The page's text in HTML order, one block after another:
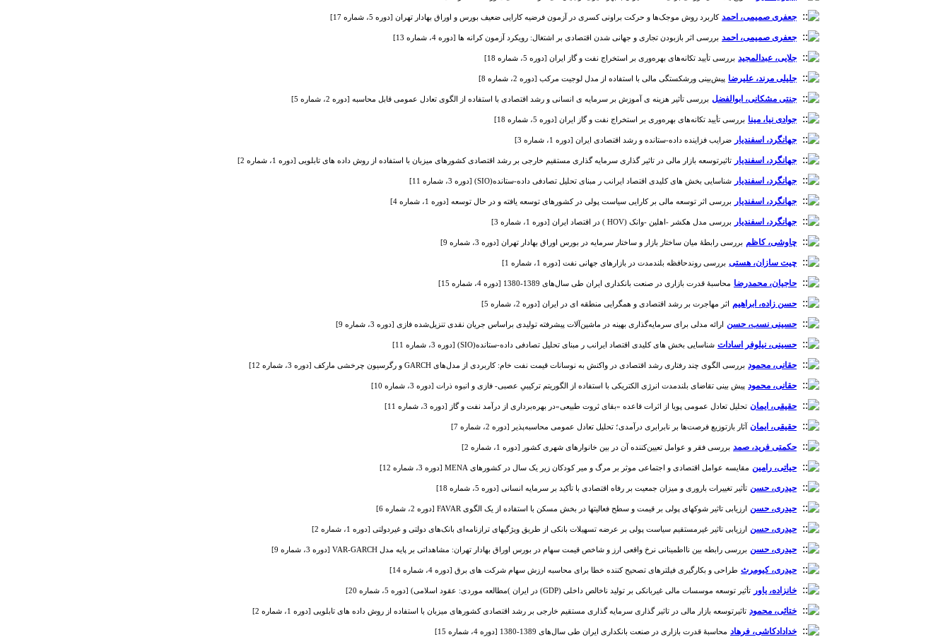
جعفری صمیمی، احمد کاربرد روش موجک‌ها و حرکت براونی کسری در آزمون فرضیه کارایی ضعیف بورس و اوراق بهادار تهران [دوره 5، شماره 17]
جعفری صمیمی، احمد بررسی اثر بازبودن تجاری و جهانی شدن اقتصادی بر اشتغال: رویکرد آزمون کرانه‏ ها [دوره 4، شماره 13]
جلایی، عبدالمجید بررسی تأیید تکانه‌های بهره‌وری بر استخراج نفت و گاز ایران [دوره 5، شماره 18]
جلیلی مرند، علیرضا پیش‌بینی ورشکستگی مالی با استفاده از مدل لوجیت مرکب [دوره 2، شماره 8]
جنتی مشکانی، ابوالفضل بررسی تأثیر هزینه ی آموزش بر سرمایه ی انسانی و رشد اقتصادی با استفاده از الگوی تعادل عمومی قابل محاسبه [دوره 2، شماره 5]
جوادی نیا، مینا بررسی تأیید تکانه‌های بهره‌وری بر استخراج نفت و گاز ایران [دوره 5، شماره 18]
جهانگرد، اسفندیار ضرایب فزاینده داده-ستانده و رشد اقتصادی ایران [دوره 1، شماره 3]
جهانگرد، اسفندیار تاثیرتوسعه بازار مالی در تاثیر گذاری سرمایه گذاری مستقیم خارجی بر رشد اقتصادی کشورهای میزبان با استفاده از روش داده های تابلویی [دوره 1، شماره 2]
جهانگرد، اسفندیار شناسایی بخش های کلیدی اقتصاد ایرانب ر مبنای تحلیل تصادفی داده-ستانده(SIO) [دوره 3، شماره 11]
جهانگرد، اسفندیار بررسی اثر توسعه مالی بر کارایی سیاست پولی در کشورهای توسعه یافته و در حال توسعه [دوره 1، شماره 4]
جهانگرد، اسفندیار بررسی مدل هکشر -اهلین -وانک (HOV ) در اقتصاد ایران [دوره 1، شماره 3]
چاوشی، کاظم بررسی رابطۀ میان ساختار بازار و ساختار سرمایه در بورس اوراق بهادار تهران [دوره 3، شماره 9]
چیت سازان، هستی بررسی روندحافظه بلندمدت در بازارهای جهانی نفت [دوره 1، شماره 1]
حاجیان، محمدرضا محاسبۀ قدرت بازاری در صنعت بانکداری ایران طی سال‌های 1389-1380 [دوره 4، شماره 15]
حسن زاده، ابراهیم اثر مهاجرت بر رشد اقتصادی و همگرایی منطقه ای در ایران [دوره 2، شماره 5]
حسینی نسب، حسن ارائه مدلی برای سرمایه‌گذاری بهینه در ماشین‌آلات پیشرفته تولیدی براساس جریان نقدی تنزیل‌شده فازی [دوره 3، شماره 9]
حسینی، نیلوفر اسادات شناسایی بخش های کلیدی اقتصاد ایرانب ر مبنای تحلیل تصادفی داده-ستانده(SIO) [دوره 3، شماره 11]
حقانی، محمود بررسی الگوی چند رفتاری رشد اقتصادی در واکنش به نوسانات قیمت نفت خام: کاربردی از مدل‌های GARCH و رگرسیون چرخشی مارکف [دوره 3، شماره 12]
حقانی، محمود پیش بینی تقاضای بلندمدت انرژی الکتریکی با استفاده از الگوریتم ترکیبیِ عصبی- فازی و انبوه ذرات [دوره 3، شماره 10]
حقیقی، ایمان تحلیل تعادل عمومی پویا از اثرات قاعده «بقای ثروت طبیعی»در بهره‌برداری از درآمد نفت و گاز [دوره 3، شماره 11]
حقیقی، ایمان آثار بازتوزیع فرصت‌ها بر نابرابری درآمدی؛ تحلیل تعادل عمومی محاسبه‌پذیر [دوره 2، شماره 7]
حکمتی فرید، صمد بررسی فقر و عوامل تعیین‌کننده آن در بین خانوارهای شهری کشور [دوره 1، شماره 2]
حیاتی، رامین مقایسه عوامل اقتصادی و اجتماعی موثر بر مرگ و میر کودکان زیر یک سال در کشورهای MENA [دوره 3، شماره 12]
حیدری، حسن تأثیر تغییرات باروری و میزان جمعیت بر رفاه اقتصادی با تأکید بر سرمایه انسانی [دوره 5، شماره 18]
حیدری، حسن ارزیابی تاثیر شوکهای پولی بر قیمت و سطح فعالیتها در بخش مسکن با استفاده از یک الگوی FAVAR [دوره 2، شماره 6]
حیدری، حسن ارزیابی تاثیر غیرمستقیم سیاست پولی بر عرضه تسهیلات بانکی از طریق ویژگیهای ترازنامه‌ای بانک‌های دولتی و غیردولتی [دوره 1، شماره 2]
حیدری، حسن بررسی رابطه بین نااطمینانی نرخ واقعی ارز و شاخص قیمت سهام در بورس اوراق بهادار تهران: مشاهداتی بر پایه مدل VAR-GARCH [دوره 3، شماره 9]
حیدری، کیومرث طراحی و بکارگیری فیلترهای تصحیح کننده خطا برای محاسبه ارزش سهام شرکت های برق [دوره 4، شماره 14]
خانزاده، یاور تأثیر توسعه موسسات مالی غیربانکی بر تولید ناخالص داخلی (GDP) در ایران )مطالعه موردی: عقود اسلامی) [دوره 5، شماره 20]
ختائی، محمود تاثیرتوسعه بازار مالی در تاثیر گذاری سرمایه گذاری مستقیم خارجی بر رشد اقتصادی کشورهای میزبان با استفاده از روش داده های تابلویی [دوره 1، شماره 2]
خدادادکاشی، فرهاد محاسبۀ قدرت بازاری در صنعت بانکداری ایران طی سال‌های 1389-1380 [دوره 4، شماره 15]